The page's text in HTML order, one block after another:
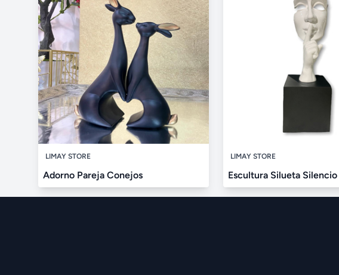
LIMAY STORE
Adorno Pareja Conejos
LIMAY STORE
Escultura Silueta Silencio